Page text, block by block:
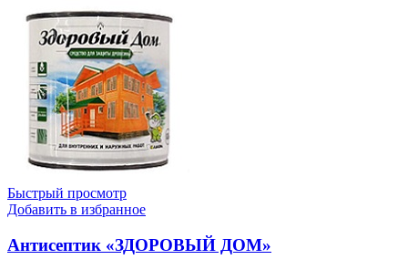
Быстрый просмотр
Добавить в избранное
Антисептик «ЗДОРОВЫЙ ДОМ»